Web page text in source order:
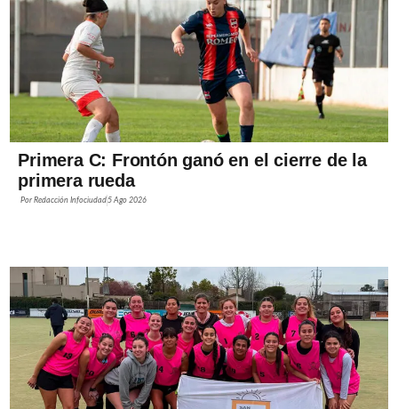
Primera C: Frontón ganó en el cierre de la
primera rueda
PorRedacción Infociudad 5 Ago 2026